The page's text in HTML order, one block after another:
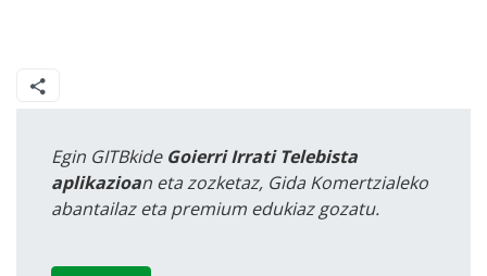
Egin GITBkide Goierri Irrati Telebista
aplikazioan eta zozketaz, Gida Komertzialeko
abantailaz eta premium edukiaz gozatu.